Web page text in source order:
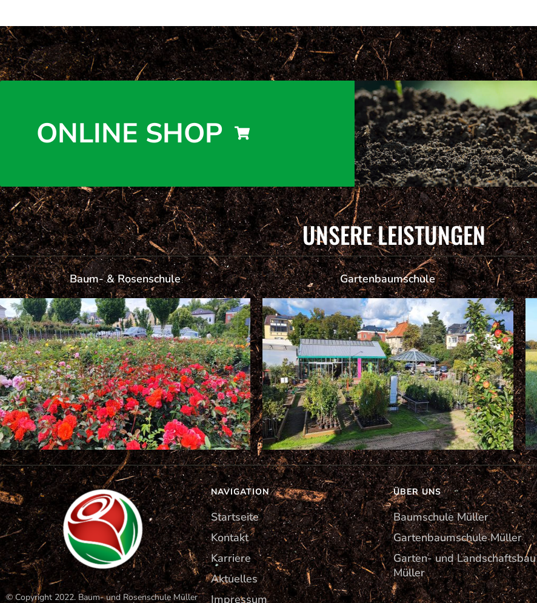
ONLINE SHOP
UNSERE LEISTUNGEN
Baum- & Rosenschule Gartenbaumschule
© Copyright 2022. Baum- und Rosenschule Müller
NAVIGATION
Startseite
Kontakt
Karriere
Aktuelles
Impressum
ÜBER UNS
Baumschule Müller
Gartenbaumschule Müller
Garten- und Landschaftsbau
Müller